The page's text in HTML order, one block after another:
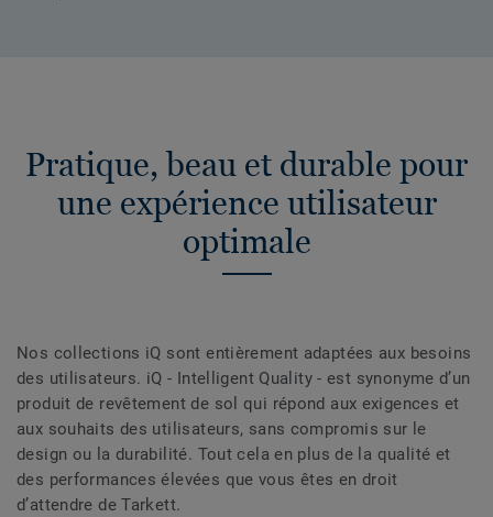
Pratique, beau et durable pour
une expérience utilisateur
optimale
Nos collections iQ sont entièrement adaptées aux besoins
des utilisateurs. iQ - Intelligent Quality - est synonyme d’un
produit de revêtement de sol qui répond aux exigences et
aux souhaits des utilisateurs, sans compromis sur le
design ou la durabilité. Tout cela en plus de la qualité et
des performances élevées que vous êtes en droit
d’attendre de Tarkett.